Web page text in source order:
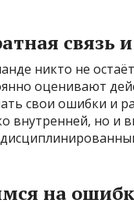
связь
никто не
оценивают
свои ошибки и
внутренней, но и
на